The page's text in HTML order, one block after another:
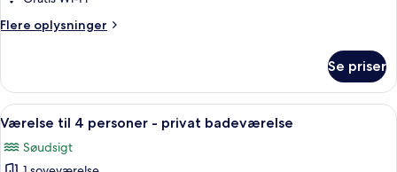
Room,
Flere oplysninger
Flere
Room,
Private
Bathroom
Se priser
Indlæs
alle
billeder
Et soveværelse med køjesenge, to
2
Værelse til 4 personer - privat badeværelse
Søudsigt